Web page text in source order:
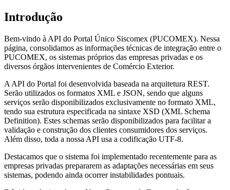
Introdução
Bem-vindo à API do Portal Único Siscomex (PUCOMEX). Nessa
página, consolidamos as informações técnicas de integração entre o
PUCOMEX, os sistemas próprios das empresas privadas e os
diversos órgãos intervenientes de Comércio Exterior.
A API do Portal foi desenvolvida baseada na arquitetura REST.
Serão utilizados os formatos XML e JSON, sendo que alguns
serviços serão disponibilizados exclusivamente no formato XML,
tendo sua estrutura especificada na sintaxe XSD (XML Schema
Definition). Estes schemas serão disponibilizados para facilitar a
validação e construção dos clientes consumidores dos serviços.
Além disso, toda a nossa API usa a codificação UTF-8.
Destacamos que o sistema foi implementado recentemente para as
empresas privadas prepararem as adaptações necessárias em seus
sistemas, podendo ainda ocorrer instabilidades pontuais.